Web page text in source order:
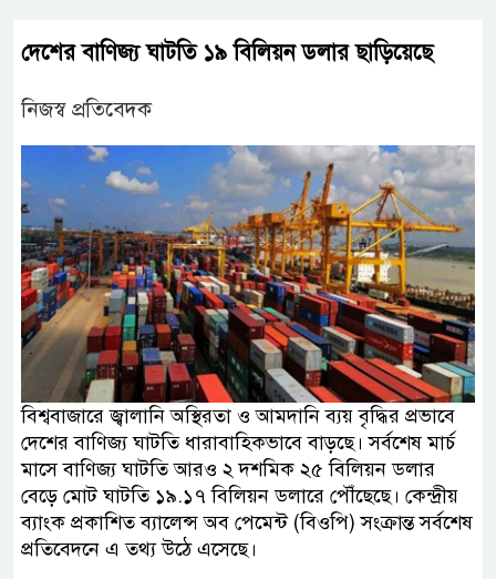
দেশের বাণিজ্য ঘাটতি ১৯ বিলিয়ন ডলার ছাড়িয়েছে
নিজস্ব প্রতিবেদক
বিশ্ববাজারে জ্বালানি অস্থিরতা ও আমদানি ব্যয় বৃদ্ধির প্রভাবে
দেশের বাণিজ্য ঘাটতি ধারাবাহিকভাবে বাড়ছে। সর্বশেষ মার্চ
মাসে বাণিজ্য ঘাটতি আরও ২ দশমিক ২৫ বিলিয়ন ডলার
বেড়ে মোট ঘাটতি ১৯.১৭ বিলিয়ন ডলারে পৌঁছেছে। কেন্দ্রীয়
ব্যাংক প্রকাশিত ব্যালেন্স অব পেমেন্ট (বিওপি) সংক্রান্ত সর্বশেষ
প্রতিবেদনে এ তথ্য উঠে এসেছে।